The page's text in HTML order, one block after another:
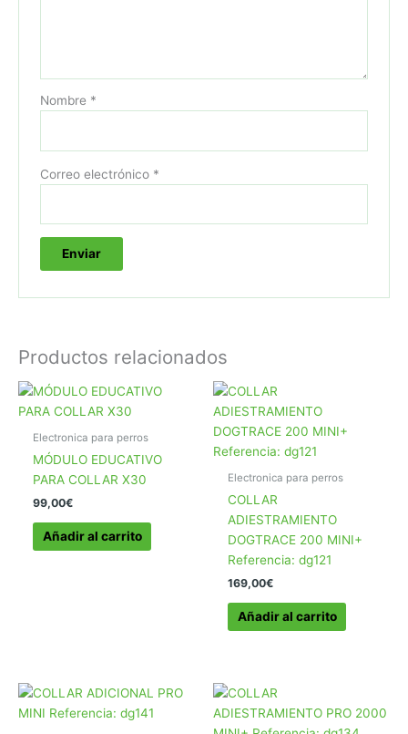
Nombre *
Correo electrónico *
Productos relacionados
Electronica para perros
MÓDULO EDUCATIVO
PARA COLLAR X30
99,00€
Añadir al carrito
Electronica para perros
COLLAR
ADIESTRAMIENTO
DOGTRACE 200 MINI+
Referencia: dg121
169,00€
Añadir al carrito